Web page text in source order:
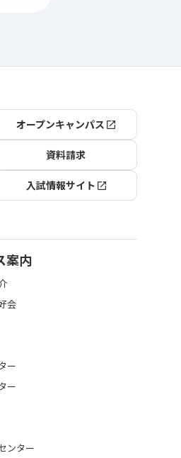
オープンキャンパス
資料請求
入試情報サイト
案内
会
ー
ー
ンター